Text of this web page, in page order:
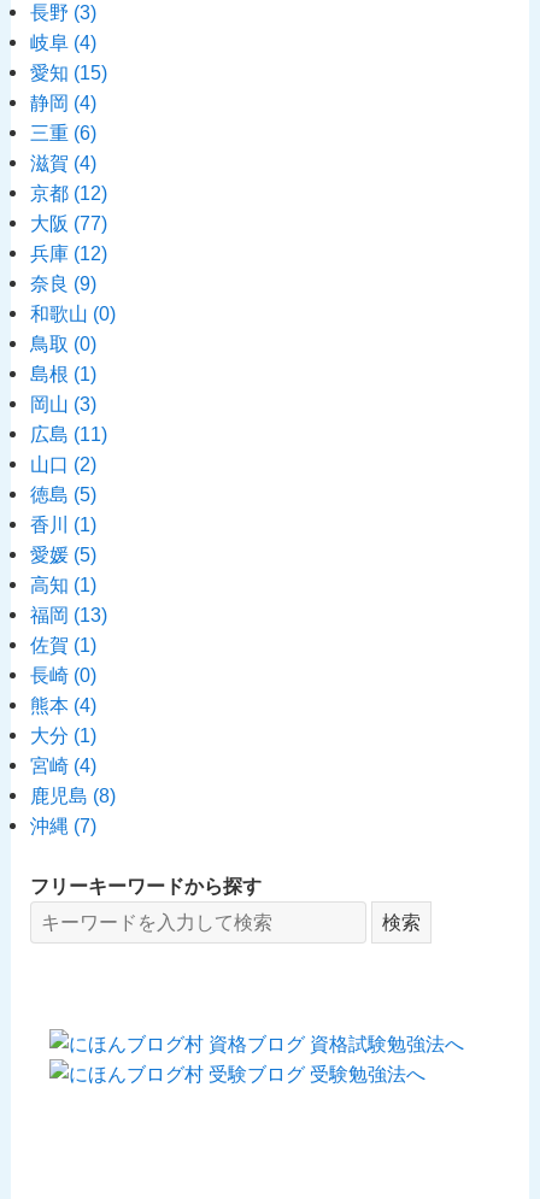
長野 (3)
岐阜 (4)
愛知 (15)
静岡 (4)
三重 (6)
滋賀 (4)
京都 (12)
大阪 (77)
兵庫 (12)
奈良 (9)
和歌山 (0)
鳥取 (0)
島根 (1)
岡山 (3)
広島 (11)
山口 (2)
徳島 (5)
香川 (1)
愛媛 (5)
高知 (1)
福岡 (13)
佐賀 (1)
長崎 (0)
熊本 (4)
大分 (1)
宮崎 (4)
鹿児島 (8)
沖縄 (7)
フリーキーワードから探す